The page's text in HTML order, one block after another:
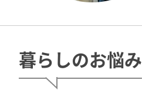
暮らしのお悩み